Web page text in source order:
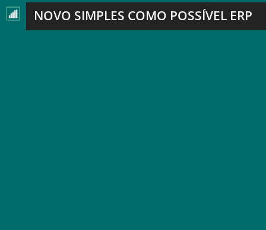
NOVO SIMPLES COMO POSSÍVEL ERP